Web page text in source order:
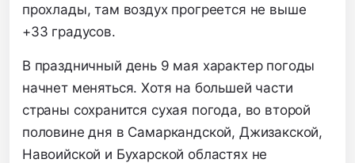
прохлады, там воздух прогреется не выше
+33 градусов.
В праздничный день 9 мая характер погоды
начнет меняться. Хотя на большей части
страны сохранится сухая погода, во второй
половине дня в Самаркандской, Джизакской,
Навоийской и Бухарской областях не